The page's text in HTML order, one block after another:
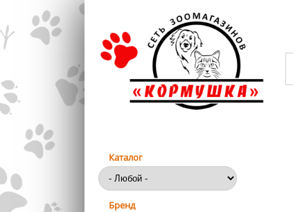
Перейти к основному содержанию
Каталог
Бренд